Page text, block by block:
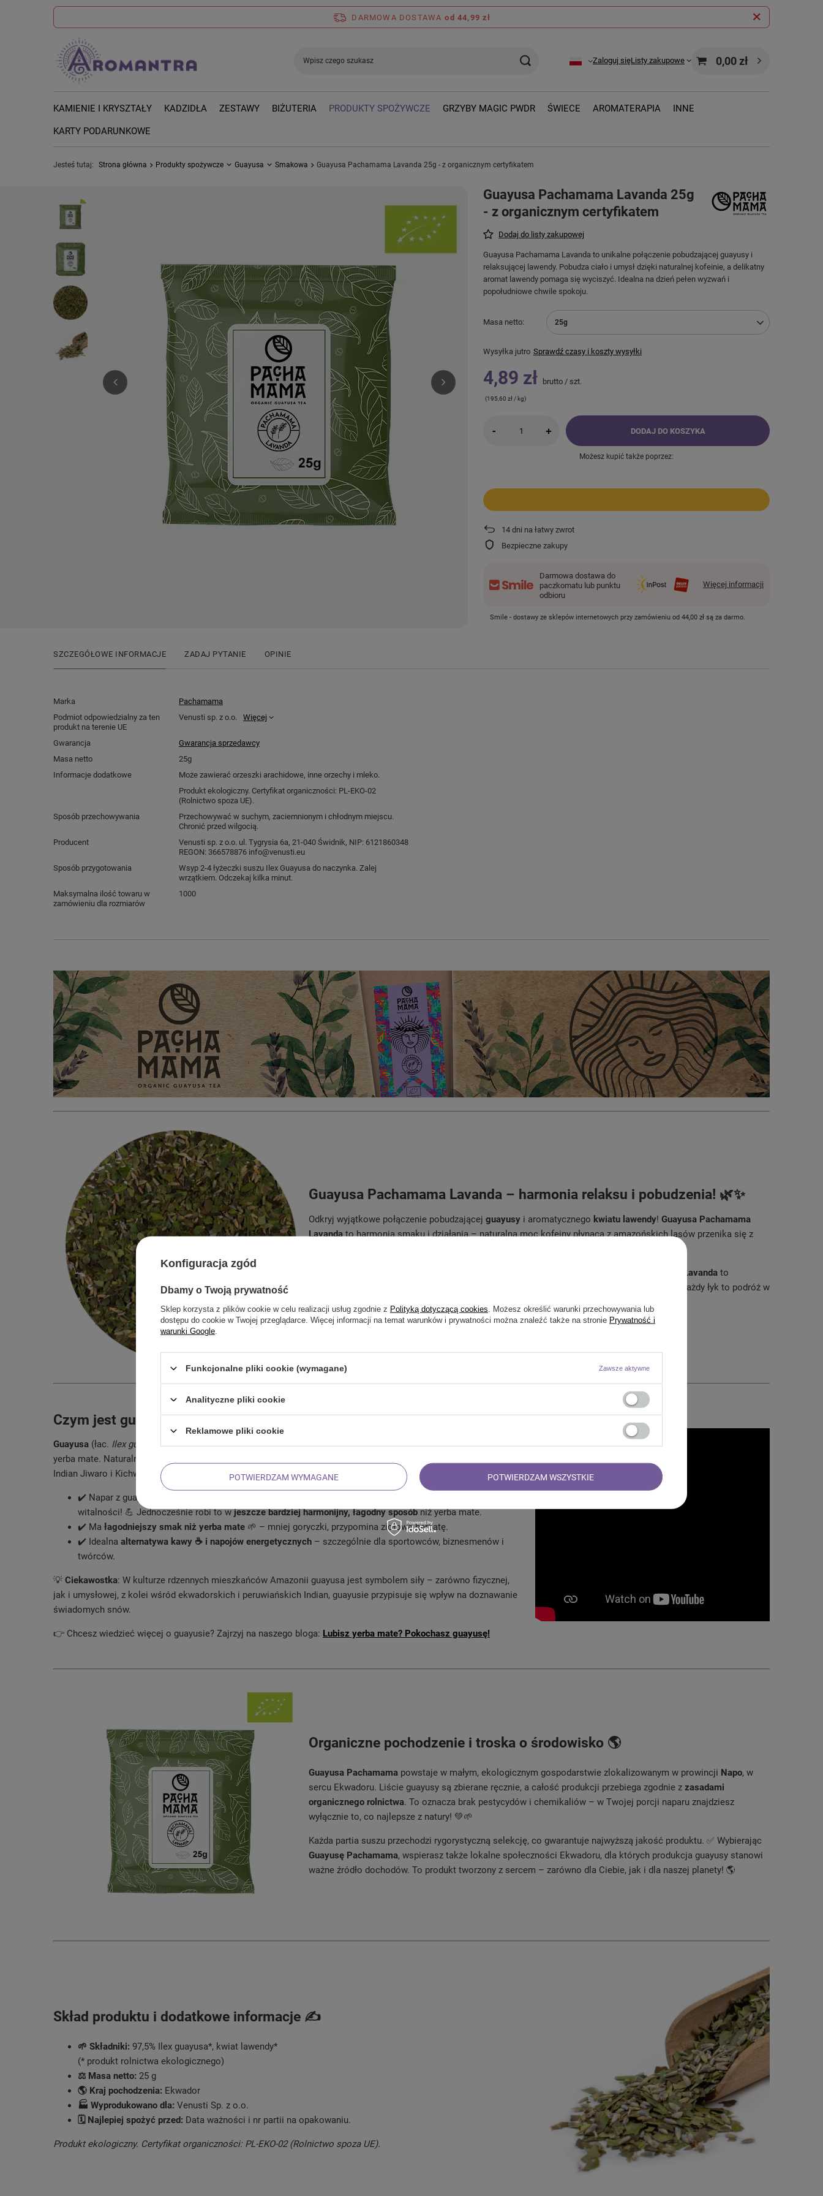
DARMOWA DOSTAWA od 44,99 zł
Zaloguj sięListy zakupowe 0,00 zł
KAMIENIE I KRYSZTAŁY KADZIDŁA ZESTAWY BIŻUTERIA PRODUKTY SPOŻYWCZE GRZYBY MAGIC PWDR ŚWIECE AROMATERAPIA INNE
KARTY PODARUNKOWE
Jesteś tutaj: Strona główna Produkty spożywcze Guayusa Smakowa Guayusa Pachamama Lavanda 25g - z organicznym certyfikatem
Guayusa Pachamama Lavanda 25g
- z organicznym certyfikatem
Dodaj do listy zakupowej
Guayusa Pachamama Lavanda to unikalne połączenie pobudzającej guayusy i
relaksującej lawendy. Pobudza ciało i umysł dzięki naturalnej kofeinie, a delikatny
aromat lawendy pomaga się wyciszyć. Idealna na dzień pełen wyzwań i
popołudniowe chwile spokoju.
Masa netto 25g
Wysyłka jutro Sprawdź czasy i koszty wysyłki
4,89 zł brutto / szt.
(195,60 zł / kg)
- + DODAJ DO KOSZYKA
Możesz kupić także poprzez:
14 dni na łatwy zwrot
Bezpieczne zakupy
Darmowa dostawa do
paczkomatu lub punktu
odbioru
Więcej informacji
Smile - dostawy ze sklepów internetowych przy zamówieniu od 44,00 zł są za darmo.
SZCZEGÓŁOWE INFORMACJE ZADAJ PYTANIE OPINIE
Marka
Pachamama
Podmiot odpowiedzialny za ten
produkt na terenie UE
Venusti sp. z o.o. Więcej
Gwarancja
Gwarancja sprzedawcy
Masa netto
25g
Informacje dodatkowe
Może zawierać orzeszki arachidowe, inne orzechy i mleko.
Produkt ekologiczny. Certyfikat organiczności: PL-EKO-02
(Rolnictwo spoza UE).
Sposób przechowywania
Przechowywać w suchym, zaciemnionym i chłodnym miejscu.
Chronić przed wilgocią.
Producent
Venusti sp. z o.o. ul. Tygrysia 6a, 21-040 Świdnik, NIP: 6121860348
REGON: 366578876 info@venusti.eu
Sposób przygotowania
Wsyp 2-4 łyżeczki suszu Ilex Guayusa do naczynka. Zalej
wrzątkiem. Odczekaj kilka minut.
Maksymalna ilość towaru w
zamówieniu dla rozmiarów
1000
Guayusa Pachamama Lavanda – harmonia relaksu i pobudzenia! 🌿✨
Odkryj wyjątkowe połączenie pobudzającej guayusyi aromatycznego kwiatu lawendy! Guayusa Pachamama
Lavandato harmonia smaku i działania – naturalna moc kofeiny płynąca z amazońskich lasów przenika się z
Guayusa Lavandato
doskonały wybór na stresujące dni, intensywną pracę lub popołudniowe chwile wyciszenia. Każdy łyk to podróż w
Czym jest guayusa? „Siostra” yerba mate! 🌿
Guayusa (łac. Ilex guayusa
yerba mate. Naturalnie występuje w amazońskich rejonach
Indian Jiwaro i Kichwa. Czym się wyróżnia?
✔️ Napar z guayusy zawiera
witalności! 💪 Jednocześnie robi to wjeszcze bardziej harmonijny, łagodny sposóbniż yerba mate.
✔️ Ma łagodniejszy smak niż yerba mate 🌱 – mniej goryczki, przypomina ziołową herbatę.
✔️ Idealna alternatywa kawy ☕ i napojów energetycznych – szczególnie dla sportowców, biznesmenów i
twórców.
💡 Ciekawostka: W kulturze rdzennych mieszkańców Amazonii guayusa jest symbolem siły – zarówno fizycznej,
jak i umysłowej, z kolei wśród ekwadorskich i peruwiańskich Indian, guayusie przypisuje się wpływ na doznawanie
świadomych snów.
👉 Chcesz wiedzieć więcej o guayusie? Zajrzyj na naszego bloga: Lubisz yerba mate? Pokochasz guayusę!
Organiczne pochodzenie i troska o środowisko 🌎
Guayusa Pachamamapowstaje w małym, ekologicznym gospodarstwie zlokalizowanym w prowincji Napo, w
sercu Ekwadoru. Liście guayusy są zbierane ręcznie, a całość produkcji przebiega zgodnie z zasadami
organicznego rolnictwa. To oznacza brak pestycydów i chemikaliów – w Twojej porcji naparu znajdziesz
wyłącznie to, co najlepsze z natury! 💚🌱
Każda partia suszu przechodzi rygorystyczną selekcję, co gwarantuje najwyższą jakość produktu. ✅ Wybierając
Guayusę Pachamama, wspierasz także lokalne społeczności Ekwadoru, dla których produkcja guayusy stanowi
ważne źródło dochodów. To produkt tworzony z sercem – zarówno dla Ciebie, jak i dla naszej planety! 🌎
Skład produktu i dodatkowe informacje ✍️
🌱 Składniki: 97,5% Ilex guayusa*, kwiat lawendy*
(* produkt rolnictwa ekologicznego)
⚖️ Masa netto: 25 g
🌎 Kraj pochodzenia: Ekwador
🏭 Wyprodukowano dla: Venusti Sp. z o.o.
🗓️ Najlepiej spożyć przed: Data ważności i nr partii na opakowaniu.
Produkt ekologiczny. Certyfikat organiczności: PL-EKO-02 (Rolnictwo spoza UE).
Konfiguracja zgód
Dbamy o Twoją prywatność
Sklep korzysta z plików cookie w celu realizacji usług zgodnie z Polityką dotyczącą cookies . Możesz określić warunki przechowywania lub
dostępu do cookie w Twojej przeglądarce. Więcej informacji na temat warunków i prywatności można znaleźć także na stronie Prywatność i
warunki Google
Funkcjonalne pliki cookie (wymagane) Zawsze aktywne
Analityczne pliki cookie
Reklamowe pliki cookie
POTWIERDZAM WYMAGANE POTWIERDZAM WSZYSTKIE